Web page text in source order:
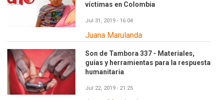
víctimas en Colombia
Jul 31, 2019 - 16:04
Juana Marulanda
Son de Tambora 337 - Materiales,
guías y herramientas para la respuesta
humanitaria
Jul 22, 2019 - 21:25